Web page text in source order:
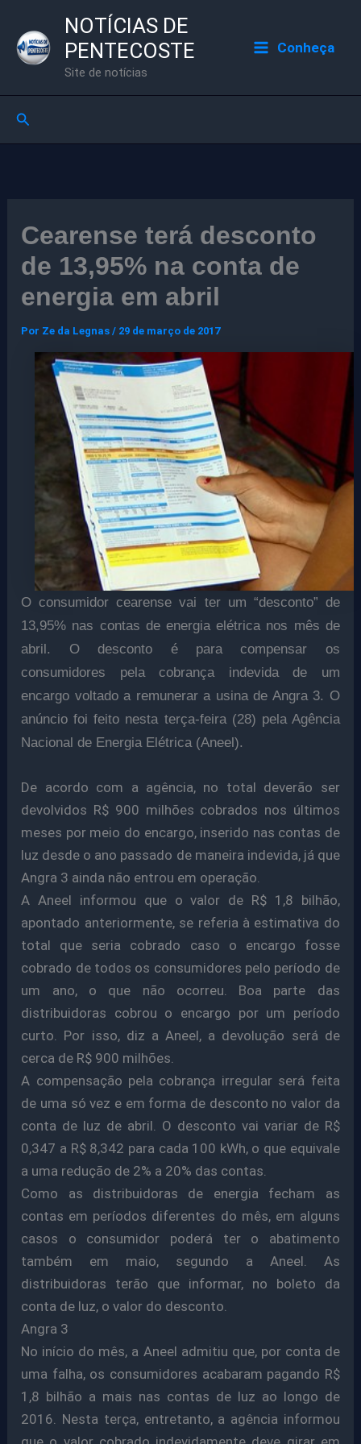
para
NOTÍCIAS DE
PENTECOSTE
Site de notícias
Conheça
Pesquisar
Cearense terá desconto
de 13,95% na conta de
energia em abril
Por Ze da Legnas/ 29 de março de 2017
O consumidor cearense vai ter um “desconto” de
13,95% nas contas de energia elétrica nos mês de
abril. O desconto é para compensar os
consumidores pela cobrança indevida de um
encargo voltado a remunerar a usina de Angra 3. O
anúncio foi feito nesta terça-feira (28) pela Agência
Nacional de Energia Elétrica (Aneel).
De acordo com a agência, no total deverão ser
devolvidos R$ 900 milhões cobrados nos últimos
meses por meio do encargo, inserido nas contas de
luz desde o ano passado de maneira indevida, já que
Angra 3 ainda não entrou em operação.
A Aneel informou que o valor de R$ 1,8 bilhão,
apontado anteriormente, se referia à estimativa do
total que seria cobrado caso o encargo fosse
cobrado de todos os consumidores pelo período de
um ano, o que não ocorreu. Boa parte das
distribuidoras cobrou o encargo por um período
curto. Por isso, diz a Aneel, a devolução será de
cerca de R$ 900 milhões.
A compensação pela cobrança irregular será feita
de uma só vez e em forma de desconto no valor da
conta de luz de abril. O desconto vai variar de R$
0,347 a R$ 8,342 para cada 100 kWh, o que equivale
a uma redução de 2% a 20% das contas.
Como as distribuidoras de energia fecham as
contas em períodos diferentes do mês, em alguns
casos o consumidor poderá ter o abatimento
também em maio, segundo a Aneel. As
distribuidoras terão que informar, no boleto da
conta de luz, o valor do desconto.
Angra 3
No início do mês, a Aneel admitiu que, por conta de
uma falha, os consumidores acabaram pagando R$
1,8 bilhão a mais nas contas de luz ao longo de
2016. Nesta terça, entretanto, a agência informou